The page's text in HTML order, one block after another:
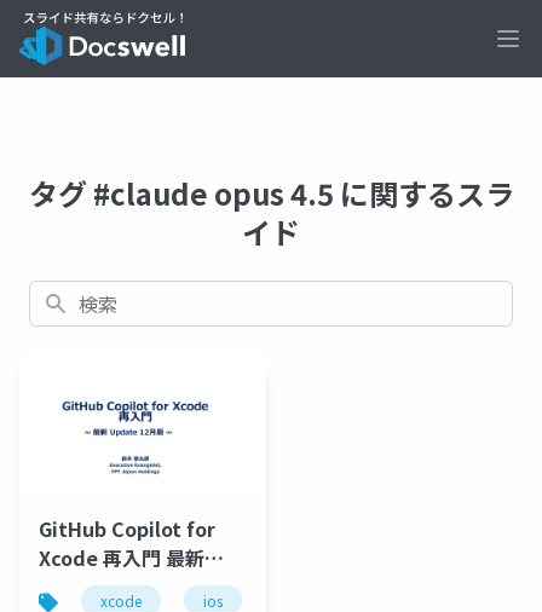
タグ #claude opus 4.5 に関するスラ
イド
検索
GitHub Copilot for
Xcode 再入門 最新
Update 12月版
xcode ios